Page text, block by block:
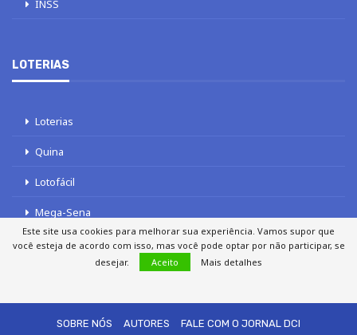
INSS
LOTERIAS
Loterias
Quina
Lotofácil
Mega-Sena
Tele sena
SOBRE NÓS AUTORES FALE COM O JORNAL DCI
Este site usa cookies para melhorar sua experiência. Vamos supor que
você esteja de acordo com isso, mas você pode optar por não participar, se
desejar.
Aceito Mais detalhes